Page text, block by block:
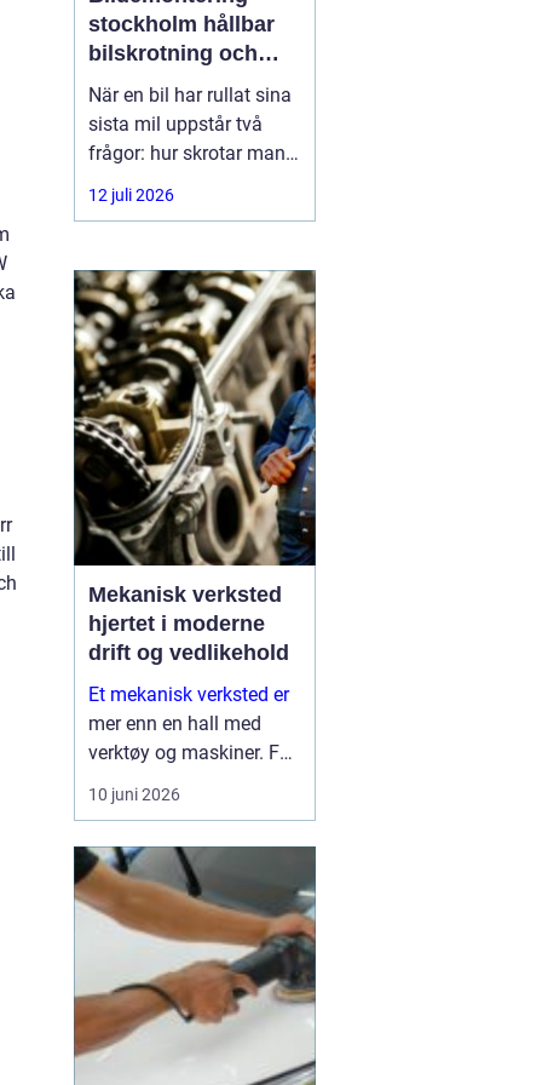
stockholm hållbar
bilskrotning och
smart reservdelsjakt
När en bil har rullat sina
sista mil uppstår två
frågor: hur skrotar man
den på ett korrekt sätt,
och hur tar man tillvara
fortfarande fungerar? I
storstadsområdet kring
Stockholm har behovet
av
12 juli 2026
Mekanisk verksted
hjertet i moderne
drift og vedlikehold
Et mekanisk verksted er
mer enn en hall med
verktøy og maskiner. For
mange bedrifter er
verkstedet selve
gjør at produksjon,
anleggsdrift og transport
ikke stopper opp. Her k...
10 juni 2026